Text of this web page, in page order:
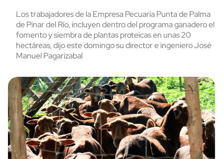
Los trabajadores de la Empresa Pecuaria Punta de Palma
de Pinar del Río, incluyen dentro del programa ganadero el
fomento y siembra de plantas proteicas en unas 20
hectáreas, dijo este domingo su director e ingeniero José
Manuel Pagarizabal